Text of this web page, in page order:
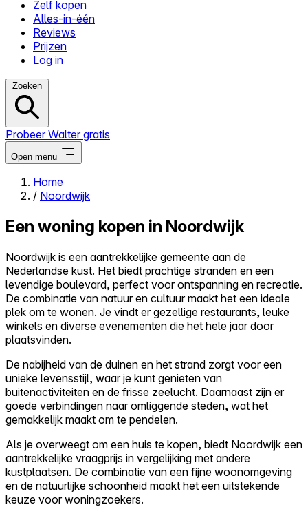
Zelf kopen
Alles-in-één
Reviews
Prijzen
Log in
Zoeken
Probeer Walter gratis
Open menu
Close menu
Zelf kopen
Alles-in-één
Reviews
Prijzen
Log in
Probeer Walter gratis
Home
/ Noordwijk
Een woning kopen in Noordwijk
Noordwijk is een aantrekkelijke gemeente aan de
Nederlandse kust. Het biedt prachtige stranden en een
levendige boulevard, perfect voor ontspanning en recreatie.
De combinatie van natuur en cultuur maakt het een ideale
plek om te wonen. Je vindt er gezellige restaurants, leuke
winkels en diverse evenementen die het hele jaar door
plaatsvinden.
De nabijheid van de duinen en het strand zorgt voor een
unieke levensstijl, waar je kunt genieten van
buitenactiviteiten en de frisse zeelucht. Daarnaast zijn er
goede verbindingen naar omliggende steden, wat het
gemakkelijk maakt om te pendelen.
Als je overweegt om een huis te kopen, biedt Noordwijk een
aantrekkelijke vraagprijs in vergelijking met andere
kustplaatsen. De combinatie van een fijne woonomgeving
en de natuurlijke schoonheid maakt het een uitstekende
keuze voor woningzoekers.